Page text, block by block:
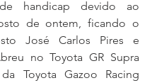
handicap devido ao
de ontem, ficando o
José Carlos Pires e
no Toyota GR Supra
Toyota Gazoo Racing